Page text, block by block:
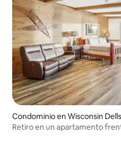
Condominio en Wisconsin Dells
Retiro en un apartamento